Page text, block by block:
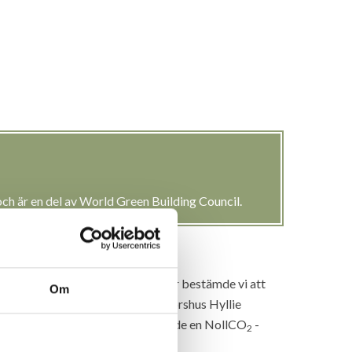
Om
är en del av World Green Building Council.
Efter många samtal och idéer bestämde vi att
Gotland och Skanskas kontorshus Hyllie
bli SGBC’s första pilot rörande en NollCO2 -